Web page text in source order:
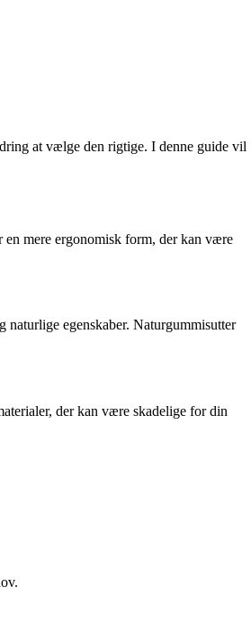
at vælge den rigtige. I denne guide vil
en mere ergonomisk form, der kan være
egenskaber. Naturgummisutter
der kan være skadelige for din